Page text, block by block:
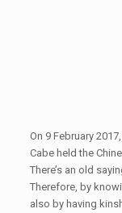
On 9 February
Cabe held the
There’s an old
Therefore, by
also by having